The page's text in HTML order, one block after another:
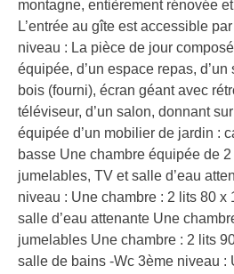
montagne, entièrement rénovée
L’entrée au gîte est accessible
niveau : La pièce de jour
équipée, d’un espace repas,
bois (fourni), écran géant avec
téléviseur, d’un salon, donnant
équipée d’un mobilier de jardin :
basse Une chambre équipée de
jumelables, TV et salle d’eau
niveau : Une chambre : 2 lits 80 x
salle d’eau attenante Une
jumelables Une chambre : 2 lits
salle de bains -Wc 3ème niveau :